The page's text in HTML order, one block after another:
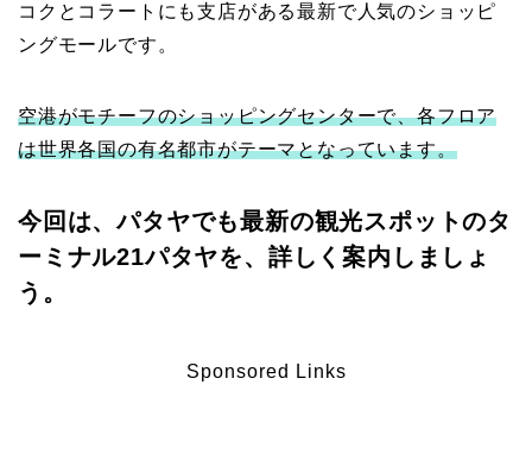
コクとコラートにも支店がある最新で人気のショッピ
ングモールです。
空港がモチーフのショッピングセンターで、各フロア
は世界各国の有名都市がテーマとなっています。
今回は、パタヤでも最新の観光スポットのタ
ーミナル21パタヤを、詳しく案内しましょ
う。
Sponsored Links